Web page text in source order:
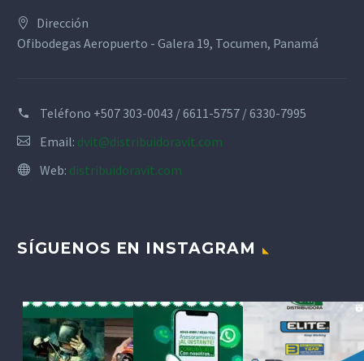
Dirección
Ofibodegas Aeropuerto - Galera 19, Tocumen, Panamá
Teléfono +507 303-0043 / 6611-5757 / 6330-7995
Email: dvit@distribuidoravit.com
Web: distribuidoravit.com
SÍGUENOS EN INSTAGRAM